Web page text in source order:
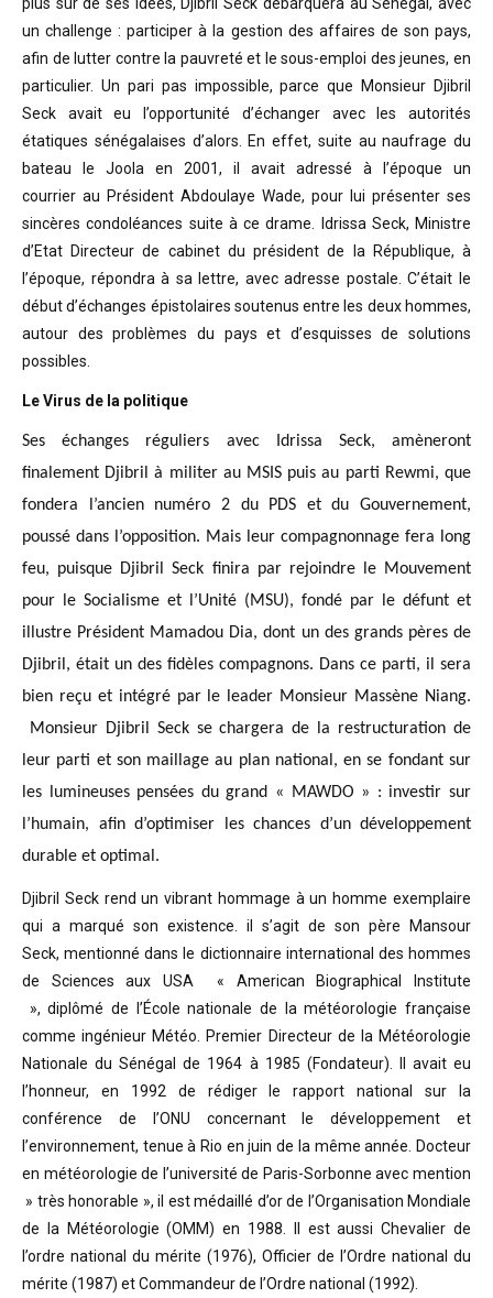
plus sûr de ses idées, Djibril Seck débarquera au Sénégal, avec
un challenge : participer à la gestion des affaires de son pays,
afin de lutter contre la pauvreté et le sous-emploi des jeunes, en
particulier. Un pari pas impossible, parce que Monsieur Djibril
Seck avait eu l’opportunité d’échanger avec les autorités
étatiques sénégalaises d’alors. En effet, suite au naufrage du
bateau le Joola en 2001, il avait adressé à l’époque un
courrier au Président Abdoulaye Wade, pour lui présenter ses
sincères condoléances suite à ce drame. Idrissa Seck, Ministre
d’Etat Directeur de cabinet du président de
la République, à
l’époque, répondra à sa lettre, avec adresse postale. C’était le
début d’échanges épistolaires soutenus entre les deux hommes,
autour des problèmes du pays et d’esquisses de solutions
possibles.
Le Virus de la politique
Ses échanges réguliers avec Idrissa Seck, amèneront
finalement Djibril à militer au MSIS puis au parti Rewmi, que
fondera l’ancien numéro 2 du PDS et du Gouvernement,
poussé dans l’opposition. Mais leur compagnonnage fera long
feu, puisque Djibril Seck finira par rejoindre le Mouvement
pour le Socialisme et l’Unité (MSU), fondé par le défunt et
illustre Président Mamadou Dia, dont un des grands pères de
Djibril, était un des fidèles compagnons. Dans ce parti, il sera
bien reçu et intégré par le leader Monsieur Massène Niang.
Monsieur Djibril Seck se chargera de la restructuration de
leur parti et son maillage au plan national, en se fondant sur
les lumineuses pensées du grand « MAWDO » : investir sur
l’humain, afin d’optimiser les chances d’un développement
durable et optimal.
Djibril Seck rend un vibrant hommage à un homme exemplaire
qui a marqué son existence. il s’agit de son père Mansour
Seck,mentionné dans le dictionnaire international des hommes
de Sciences aux USA « American Biographical Institute
», diplômé de l’École nationale de la météorologie française
comme ingénieur Météo. Premier Directeur de la Météorologie
Nationale du Sénégal de 1964 à 1985 (Fondateur). Il avait eu
l’honneur, en 1992 de rédiger le rapport national sur la
conférence de l’ONU concernant le développement et
l’environnement, tenue à Rio en juin de la même année.
Docteur
en météorologie de l’université de Paris-Sorbonne avec mention
» très honorable », il est médaillé d’or de l’Organisation Mondiale
de la Météorologie (OMM) en 1988. Il est aussi Chevalier de
l’ordre national du mérite (1976), Officier de l’Ordre national du
mérite (1987) et Commandeur de l’Ordre national (1992).